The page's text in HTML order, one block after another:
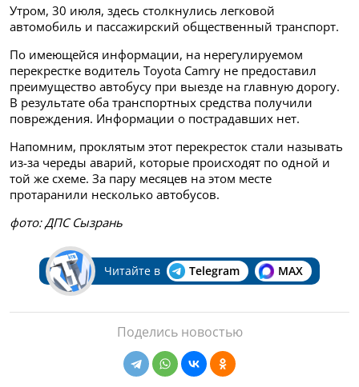
Утром, 30 июля, здесь столкнулись легковой
автомобиль и пассажирский общественный транспорт.
По имеющейся информации, на нерегулируемом
перекрестке водитель Toyota Camry не предоставил
преимущество автобусу при выезде на главную дорогу.
В результате оба транспортных средства получили
повреждения. Информации о пострадавших нет.
Напомним, проклятым этот перекресток стали называть
из-за череды аварий, которые происходят по одной и
той же схеме. За пару месяцев на этом месте
протаранили несколько автобусов.
фото: ДПС Сызрань
Читайте в Telegram MAX
Поделись новостью